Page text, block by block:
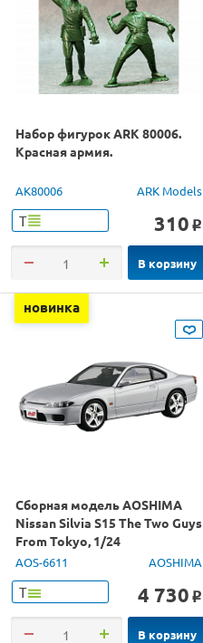
Набор фигурок ARK 80006.
Красная армия.
AK80006 ARK Models
Т 310 o
В корзину
новинка
Сборная модель AOSHIMA
Nissan Silvia S15 The Two Guys
From Tokyo, 1/24
AOS-6611 AOSHIMA
Т 4 730 o
В корзину